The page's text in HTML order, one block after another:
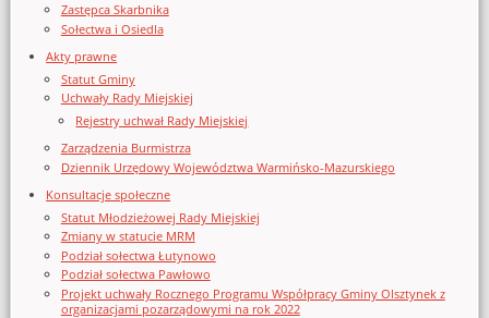
Zastępca Skarbnika
Sołectwa i Osiedla
Akty prawne
Statut Gminy
Uchwały Rady Miejskiej
Rejestry uchwał Rady Miejskiej
Zarządzenia Burmistrza
Dziennik Urzędowy Województwa Warmińsko-Mazurskiego
Konsultacje społeczne
Statut Młodzieżowej Rady Miejskiej
Zmiany w statucie MRM
Podział sołectwa Łutynowo
Podział sołectwa Pawłowo
Projekt uchwały Rocznego Programu Współpracy Gminy Olsztynek z
organizacjami pozarządowymi na rok 2022